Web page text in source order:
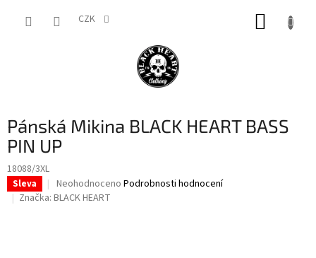
CZK
Pánská Mikina BLACK HEART BASS
PIN UP
18088/3XL
Sleva
Průměrné
hodnocení
Neohodnoceno Podrobnosti hodnocení
Značka: BLACK HEART